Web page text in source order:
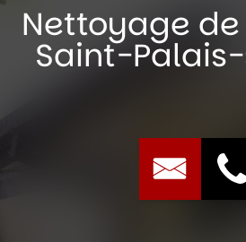
Nettoyage
Saint-